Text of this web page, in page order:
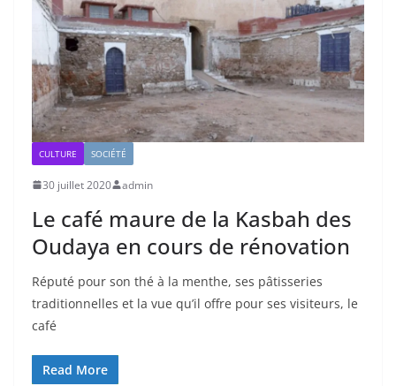
CULTURE SOCIÉTÉ
30 juillet 2020 admin
Le café maure de la Kasbah des
Oudaya en cours de rénovation
Réputé pour son thé à la menthe, ses pâtisseries
traditionnelles et la vue qu’il offre pour ses visiteurs, le
café
Read More